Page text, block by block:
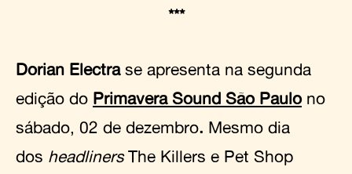
***
Dorian Electra se apresenta na segunda
edição do Primavera Sound São Paulono
sábado, 02 de dezembro. Mesmo dia
dos headlinersThe Killers e Pet Shop